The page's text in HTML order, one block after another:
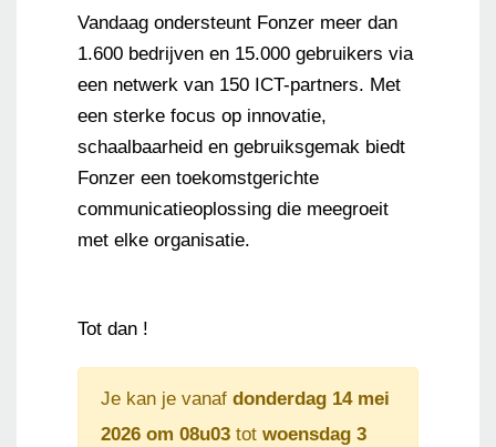
Vandaag ondersteunt Fonzer meer dan
1.600 bedrijven en 15.000 gebruikers via
een netwerk van 150 ICT-partners. Met
een sterke focus op innovatie,
schaalbaarheid en gebruiksgemak biedt
Fonzer een toekomstgerichte
communicatieoplossing die meegroeit
met elke organisatie.
Tot dan !
Je kan je vanaf donderdag 14 mei
2026 om 08u03 tot woensdag 3